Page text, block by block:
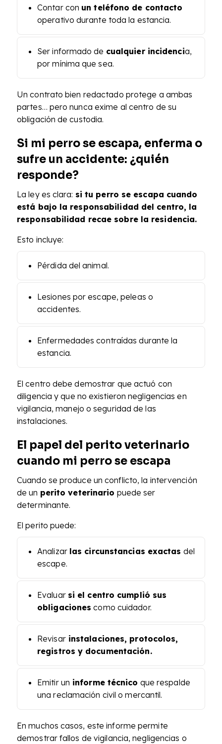
Contar con un teléfono de contacto
operativo durante toda la estancia.
Ser informado de cualquier incidencia,
por mínima que sea.
Un contrato bien redactado protege a ambas
partes… pero nunca exime al centro de su
obligación de custodia.
Si mi perro se escapa, enferma o
sufre un accidente: ¿quién
responde?
La ley es clara: si tu perro se escapa cuando
está bajo la responsabilidad del centro, la
responsabilidad recae sobre la residencia.
Esto incluye:
Pérdida del animal.
Lesiones por escape, peleas o
accidentes.
Enfermedades contraídas durante la
estancia.
El centro debe demostrar que actuó con
diligencia y que no existieron negligencias en
vigilancia, manejo o seguridad de las
instalaciones.
El papel del perito veterinario
cuando mi perro se escapa
Cuando se produce un conflicto, la intervención
de un perito veterinario puede ser
determinante.
El perito puede:
Analizar las circunstancias exactas del
escape.
Evaluar si el centro cumplió sus
obligaciones como cuidador.
Revisarinstalaciones, protocolos,
registros y documentación.
Emitir un informe técnico que respalde
una reclamación civil o mercantil.
En muchos casos, este informe permite
demostrar fallos de vigilancia, negligencias o